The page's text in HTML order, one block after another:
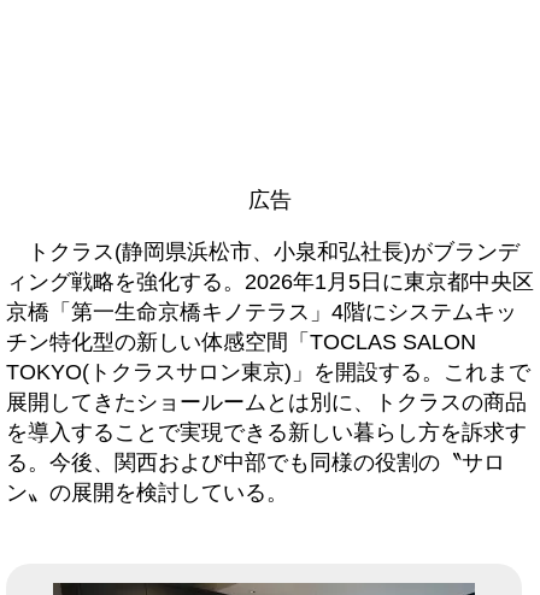
広告
トクラス(静岡県浜松市、小泉和弘社長)がブランデ
ィング戦略を強化する。2026年1月5日に東京都中央区
京橋「第一生命京橋キノテラス」4階にシステムキッ
チン特化型の新しい体感空間「TOCLAS SALON
TOKYO(トクラスサロン東京)」を開設する。これまで
展開してきたショールームとは別に、トクラスの商品
を導入することで実現できる新しい暮らし方を訴求す
る。今後、関西および中部でも同様の役割の〝サロ
ン〟の展開を検討している。